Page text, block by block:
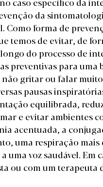
da
Como forma de
temos de evitar, de
do processo de
preventivas para uma
gritar ou falar
pausas
equilibrada,
e evitar ambientes
acentuada, a
uma respiração mais
voz saudável. Em
ou com um terapeuta